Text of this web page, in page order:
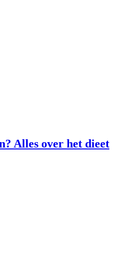
Alles over het dieet